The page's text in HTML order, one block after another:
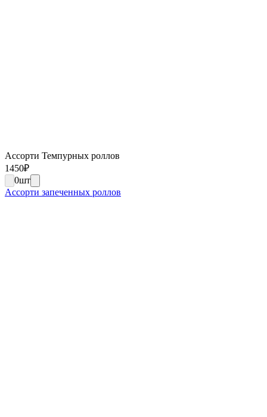
Ассорти Темпурных роллов
1450₽
0шт
Ассорти запеченных роллов